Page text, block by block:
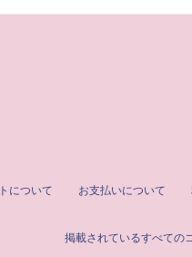
について お支払いについて
掲載されているすべての